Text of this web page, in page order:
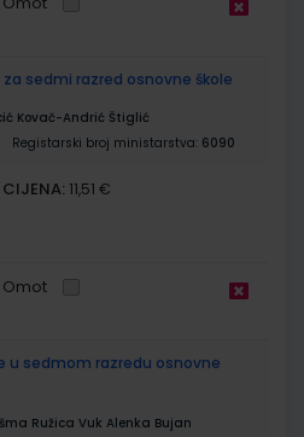
za sedmi razred osnovne škole
Kovač-Andrić Štiglić
Registarski broj ministarstva: 6090
CIJENA: 11,51 €
Omot
u sedmom razredu osnovne
Ružica Vuk Alenka Bujan